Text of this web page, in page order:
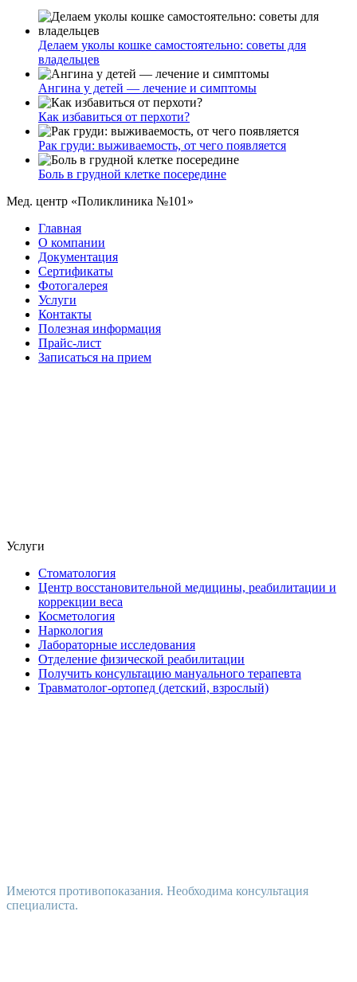
Делаем уколы кошке самостоятельно: советы для
владельцев
Ангина у детей — лечение и симптомы
Как избавиться от перхоти?
Рак груди: выживаемость, от чего появляется
Боль в грудной клетке посередине
Мед. центр «Поликлиника №101»
Главная
О компании
Документация
Сертификаты
Фотогалерея
Услуги
Контакты
Полезная информация
Прайс-лист
Записаться на прием
Услуги
Стоматология
Центр восстановительной медицины, реабилитации и
коррекции веса
Косметология
Наркология
Лабораторные исследования
Отделение физической реабилитации
Получить консультацию мануального терапевта
Травматолог-ортопед (детский, взрослый)
Имеются противопоказания. Необходима консультация
специалиста.